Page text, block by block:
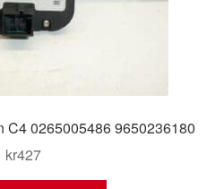
C4 0265005486 9650236180
kr427